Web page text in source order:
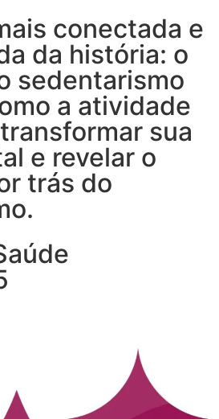
conectada e
da história: o
sedentarismo
a atividade
sua
e revelar o
trás do